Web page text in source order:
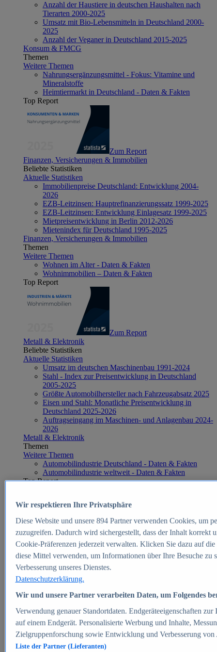
Anzahl der Haustiere in deutschen Haushalten nach
Tierarten 2000-2025
Umsatz mit Bio-Lebensmitteln in Deutschland 2000-
2025
Anzahl der Veganer in Deutschland 2015-2025
Konsum & FMCG
Themen
Weitere Themen
Nahrungsergänzungsmittel - Fokus: Vitamine und
Mineralstoffe
Heimtiermarkt in Deutschland - Daten & Fakten
Top Report
Zum Report
Finanzen, Versicherungen & Immobilien
Beliebte Statistiken
Aktuelle Statistiken
Immobilienpreise Deutschland: Entwicklung 2004-
2026
EZB-Leitzinsen: Hauptrefinanzierungssatz 1999-2025
EZB-Leitzinsen: Entwicklung Einlagesatz 1999-2025
Mietpreisentwicklung in Berlin 2012-2026
Mietenindex für Deutschland 1995-2025
Finanzen, Versicherungen & Immobilien
Themen
Weitere Themen
Wohnen im Alter - Daten & Fakten
Wohnimmobilien – Daten & Fakten
Top Report
Zum Report
Metall & Elektronik
Beliebte Statistiken
Aktuelle Statistiken
Umsatz im deutschen Maschinenbau 1991-2024
Stahl - Index zur Preisentwicklung in Deutschland
2005-2025
Größte Automobilhersteller nach Fahrzeugabsatz 2025
Eisen und Stahl: Monatliche Preisentwicklung in
Deutschland 2025-2026
Auftragseingang im Maschinen- und Anlagenbau 2024-
2026
Metall & Elektronik
Themen
Weitere Themen
Automobilindustrie Deutschland - Daten & Fakten
Automobilindustrie weltweit - Daten & Fakten
Top Report
Zum Report
E-commerce
Beliebte Statistiken
Aktuelle Statistiken
E-Commerce - Entwicklung des Umsatzes in
Deutschland 1999-2025
Umsatz von Amazon in Deutschland und weltweit
2010-2025
B2C-E-Commerce: Top-50 Online Shops in
Deutschland 2024
Marktanteile von Online-Zahlungsverfahren in
Deutschland 2024
Umsatzstarke Warengruppen im Online-Handel in
Deutschland 2023-2025
Wir respektieren Ihre Privatsphäre
Diese Website und unsere 894Partner verwenden Cookies, um
zuzugreifen. Dadurch wird sichergestellt, dass der Inhalt korrekt
Cookie-Präferenzen jederzeit verwalten. Klicken Sie dazu auf
diese Mittel verwenden, um Informationen über Ihre Besuche
Verbesserung unseres Dienstes.
Datenschutzerklärung.
Wir und unsere Partner verarbeiten Daten, um Folgendes
Verwendung genauer Standortdaten. Endgeräteeigenschaften
auf einem Endgerät. Personalisierte Werbung und Inhalte,
Zielgruppenforschung sowie Entwicklung und Verbesserung von
Liste der Partner (Lieferanten)